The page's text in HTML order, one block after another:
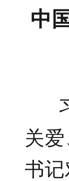
中
习
关
书